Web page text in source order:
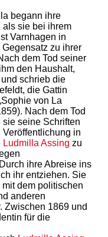
begann ihre
als sie bei ihrem
Varnhagen in
zu ihrer
dem Tod seiner
den Haushalt,
schrieb die
die Gattin
von La
Nach dem Tod
seine Schriften
in
Ludmilla Assing zu
ihre Abreise ins
ihr entziehen. Sie
dem politischen
anderen
Zwischen 1869 und
für die